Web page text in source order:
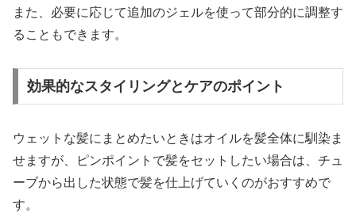
また、必要に応じて追加のジェルを使って部分的に調整す
ることもできます。
効果的なスタイリングとケアのポイント
ウェットな髪にまとめたいときはオイルを髪全体に馴染ま
せますが、ピンポイントで髪をセットしたい場合は、チュ
ーブから出した状態で髪を仕上げていくのがおすすめで
す。